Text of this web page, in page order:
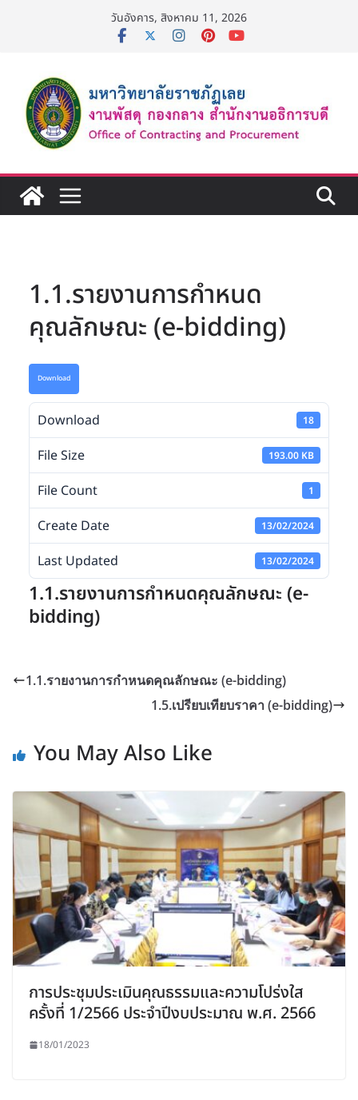
วันอังคาร, สิงหาคม 11, 2026
1.1.รายงานการกำหนด
คุณลักษณะ (e-bidding)
Download
Download 18
File Size 193.00 KB
File Count 1
Create Date 13/02/2024
Last Updated 13/02/2024
1.1.รายงานการกำหนดคุณลักษณะ (e-
bidding)
1.1.รายงานการกำหนดคุณลักษณะ (e-bidding)
1.5.เปรียบเทียบราคา (e-bidding)
You May Also Like
การประชุมประเมินคุณธรรมและความโปร่งใส
ครั้งที่ 1/2566 ประจำปีงบประมาณ พ.ศ. 2566
18/01/2023